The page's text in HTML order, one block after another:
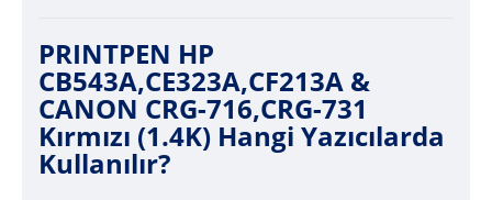
PRINTPEN HP
CB543A,CE323A,CF213A &
CANON CRG-716,CRG-731
Kırmızı (1.4K) Hangi Yazıcılarda
Kullanılır?